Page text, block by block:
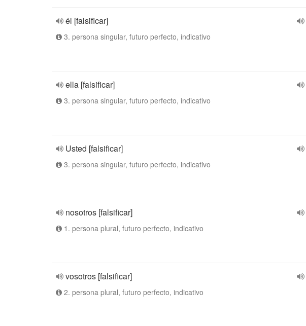
él [falsificar]
3. persona singular, futuro perfecto, indicativo
ella [falsificar]
3. persona singular, futuro perfecto, indicativo
Usted [falsificar]
3. persona singular, futuro perfecto, indicativo
nosotros [falsificar]
1. persona plural, futuro perfecto, indicativo
vosotros [falsificar]
2. persona plural, futuro perfecto, indicativo